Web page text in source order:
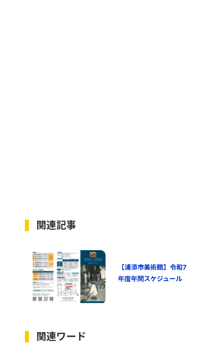
関連記事
【浦添市美術館】令和7
年度年間スケジュール
関連ワード